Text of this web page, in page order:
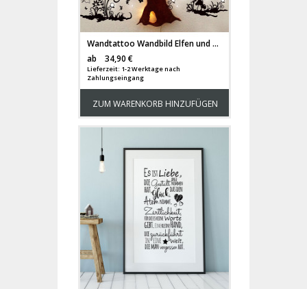
Wandtattoo Wandbild Elfen und Feen mit fluoreszierenden Punkten M2121
ab
34,90 €
Lieferzeit: 1-2 Werktage nach
Zahlungseingang
ZUM WARENKORB HINZUFÜGEN